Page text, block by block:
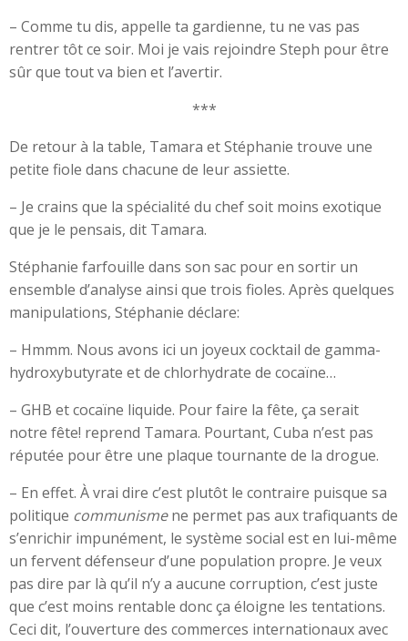
– Comme tu dis, appelle ta gardienne, tu ne vas pas
rentrer tôt ce soir. Moi je vais rejoindre Steph pour être
sûr que tout va bien et l’avertir.
***
De retour à la table, Tamara et Stéphanie trouve une
petite fiole dans chacune de leur assiette.
– Je crains que la spécialité du chef soit moins exotique
que je le pensais, dit Tamara.
Stéphanie farfouille dans son sac pour en sortir un
ensemble d’analyse ainsi que trois fioles. Après quelques
manipulations, Stéphanie déclare:
– Hmmm. Nous avons ici un joyeux cocktail de gamma-
hydroxybutyrate et de chlorhydrate de cocaïne…
– GHB et cocaïne liquide. Pour faire la fête, ça serait
notre fête! reprend Tamara. Pourtant, Cuba n’est pas
réputée pour être une plaque tournante de la drogue.
– En effet. À vrai dire c’est plutôt le contraire puisque sa
politique communismene permet pas aux trafiquants de
s’enrichir impunément, le système social est en lui-même
un fervent défenseur d’une population propre. Je veux
pas dire par là qu’il n’y a aucune corruption, c’est juste
que c’est moins rentable donc ça éloigne les tentations.
Ceci dit, l’ouverture des commerces internationaux avec